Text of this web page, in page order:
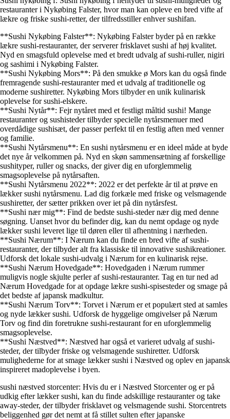
restauranter i Nykøbing Falster, hvor man kan opleve en bred vifte af
lækre og friske sushi-retter, der tilfredsstiller enhver sushifan.
**Sushi Nykøbing Falster**: Nykøbing Falster byder på en række
lækre sushi-restauranter, der serverer frisklavet sushi af høj kvalitet.
Nyd en smagsfuld oplevelse med et bredt udvalg af sushi-ruller, nigiri
og sashimi i Nykøbing Falster.
**Sushi Nykøbing Mors**: På den smukke ø Mors kan du også finde
fremragende sushi-restauranter med et udvalg af traditionelle og
moderne sushiretter. Nykøbing Mors tilbyder en unik kulinarisk
oplevelse for sushi-elskere.
**Sushi Nytår**: Fejr nytåret med et festligt måltid sushi! Mange
restauranter og sushisteder tilbyder specielle nytårsmenuer med
overdådige sushisæt, der passer perfekt til en festlig aften med venner
og familie.
**Sushi Nytårsmenu**: En sushi nytårsmenu er en ideel måde at byde
det nye år velkommen på. Nyd en skøn sammensætning af forskellige
sushityper, ruller og snacks, der giver dig en uforglemmelig
smagsoplevelse på nytårsaften.
**Sushi Nytårsmenu 2022**: 2022 er det perfekte år til at prøve en
lækker sushi nytårsmenu. Lad dig forkæle med friske og velsmagende
sushiretter, der sætter prikken over iet på din nytårsfest.
**Sushi nær mig**: Find de bedste sushi-steder nær dig med denne
søgning. Uanset hvor du befinder dig, kan du nemt opdage og nyde
lækker sushi leveret lige til døren eller til afhentning i nærheden.
**Sushi Nærum**: I Nærum kan du finde en bred vifte af sushi-
restauranter, der tilbyder alt fra klassiske til innovative sushikreationer.
Udforsk det lokale sushi-udvalg i Nærum for en kulinarisk rejse.
**Sushi Nærum Hovedgade**: Hovedgaden i Nærum rummer
muligvis nogle skjulte perler af sushi-restauranter. Tag en tur ned ad
Nærum Hovedgade for at opdage lækre sushi-spisesteder og smage på
det bedste af japansk madkultur.
**Sushi Nærum Torv**: Torvet i Nærum er et populært sted at samles
og nyde lækker sushi. Udforsk de hyggelige omgivelser på Nærum
Torv og find din foretrukne sushi-restaurant for en uforglemmelig
smagsoplevelse.
**Sushi Næstved**: Næstved har også et varieret udvalg af sushi-
steder, der tilbyder friske og velsmagende sushiretter. Udforsk
mulighederne for at smage lækker sushi i Næstved og oplev en japansk
inspireret madoplevelse i byen.
sushi næstved storcenter: Hvis du er i Næstved Storcenter og er på
udkig efter lækker sushi, kan du finde adskillige restauranter og take
away-steder, der tilbyder frisklavet og velsmagende sushi. Storcentrets
beliggenhed gør det nemt at få stillet sulten efter japanske